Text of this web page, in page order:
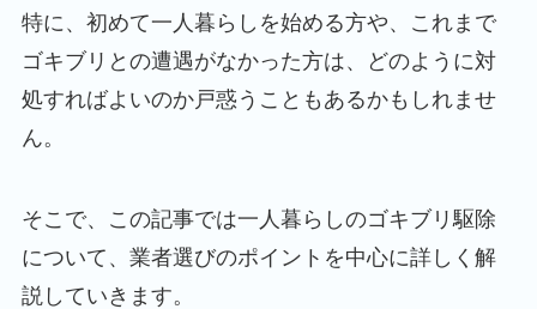
特に、初めて一人暮らしを始める方や、これまで
ゴキブリとの遭遇がなかった方は、どのように対
処すればよいのか戸惑うこともあるかもしれませ
ん。
そこで、この記事では一人暮らしのゴキブリ駆除
について、業者選びのポイントを中心に詳しく解
説していきます。